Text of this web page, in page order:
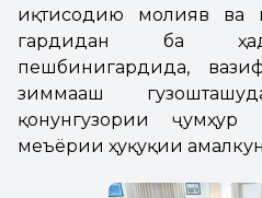
иқтисодию молиявӣ ва
гардидан ба
пешбинигардида,
зиммааш
қонунгузории
меъёрии ҳуқуқии